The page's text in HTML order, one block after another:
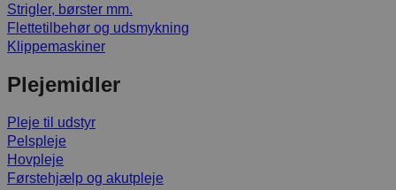
Strigler, børster mm.
Flettetilbehør og udsmykning
Klippemaskiner
Plejemidler
Pleje til udstyr
Pelspleje
Hovpleje
Førstehjælp og akutpleje